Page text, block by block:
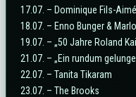
17.07. – Dominique Fils-Aimé
18.07. – Enno Bunger &
19.07. – „50 Jahre Roland
21.07. – „Ein rundum
22.07. – Tanita Tikaram
23.07. – The Brooks